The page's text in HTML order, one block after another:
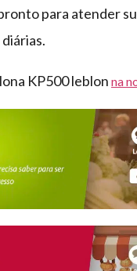
para atender
KP500 leblon na